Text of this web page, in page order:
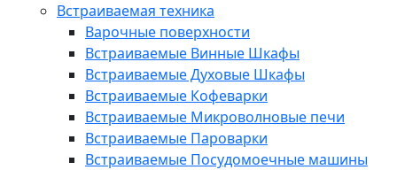
Встраиваемая техника
Варочные поверхности
Встраиваемые Винные Шкафы
Встраиваемые Духовые Шкафы
Встраиваемые Кофеварки
Встраиваемые Микроволновые печи
Встраиваемые Пароварки
Встраиваемые Посудомоечные машины